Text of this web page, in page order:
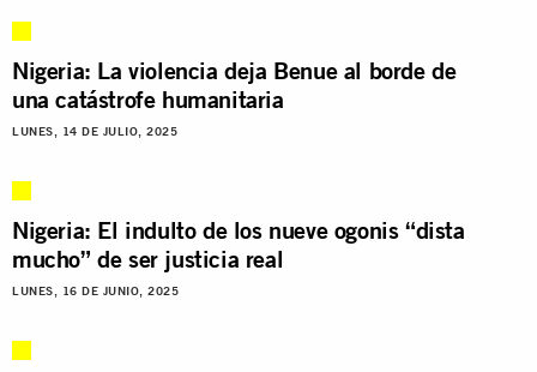
Nigeria: La violencia deja Benue al borde de
una catástrofe humanitaria
LUNES, 14 DE JULIO, 2025
Nigeria: El indulto de los nueve ogonis “dista
mucho” de ser justicia real
LUNES, 16 DE JUNIO, 2025